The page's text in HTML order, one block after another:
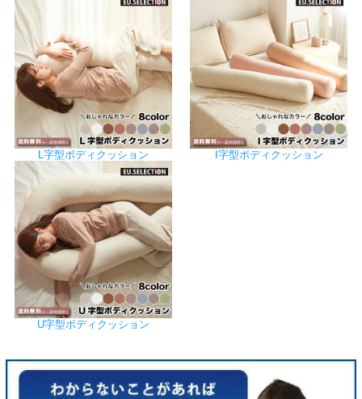
L字型ボディクッション I字型ボディクッション
U字型ボディクッション